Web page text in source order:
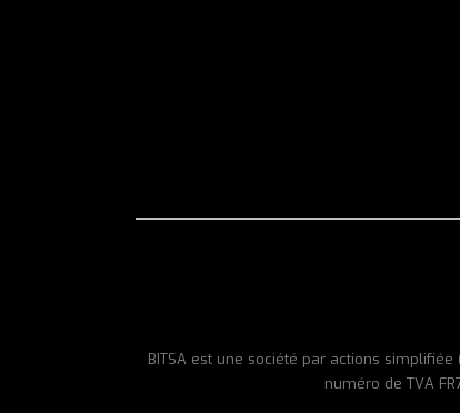
BITSA est une société par actions
numéro de TVA